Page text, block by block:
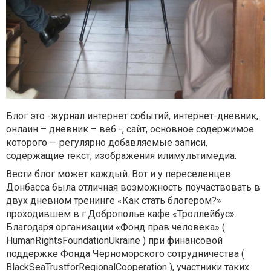
Блог это -журнал интернет событий, интернет-дневник,
онлаин – дневник – веб -, сайт, основное содержимое
которого — регулярно добавляемые записи,
содержащие текст, изображения илимультимедиа.
Вести блог может каждый. Вот и у переселенцев
Донбасса была отличная возможность поучаствовать в
двух дневном тренинге «Как стать блогером?»
проходившем в г.Доброполье кафе «Троллейбус».
Благодаря организации «Фонд прав человека» (
HumanRights FoundationUkraine ) при финансовой
поддержке Фонда Черноморского сотрудничества (
BlackSeaTrustforRegional Cooperation ), участники таких